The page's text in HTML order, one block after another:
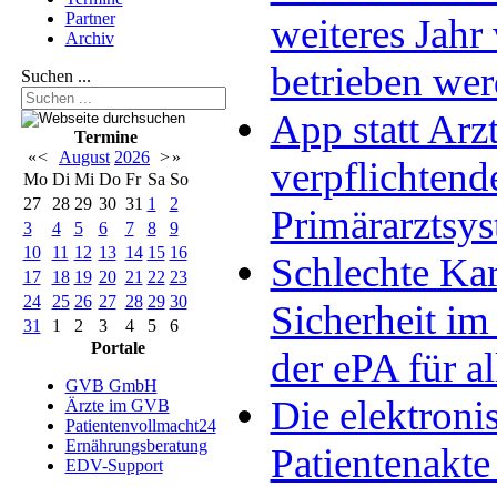
Partner
Archiv
Suchen ...
Termine
«< August 2026 >»
Mo Di Mi Do Fr Sa So
27
28 29 30 31 1
2
3
4 5 6 7 8
9
10
11 12 13 14 15 16
17
18 19 20 21 22 23
24
25 26 27 28 29 30
31
1 2 3 4 5
6
Portale
GVB GmbH
Ärzte im GVB
Patientenvollmacht24
Ernährungsberatung
EDV-Support
weiteres Jahr
betrieben
App statt
Schlechte
Sicherheit
der ePA für
Die